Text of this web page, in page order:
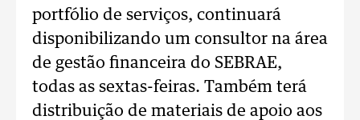
portfólio de serviços, continuará
disponibilizando um consultor na área
de gestão financeira do SEBRAE,
todas as sextas-feiras. Também terá
distribuição de materiais de apoio aos